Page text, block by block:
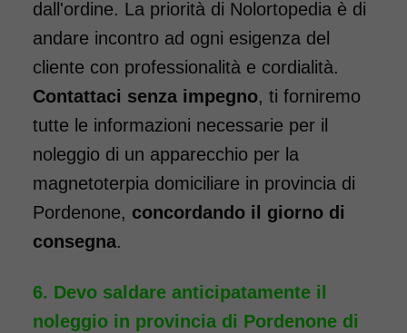
dall'ordine. La priorità di Nolortopedia è di
andare incontro ad ogni esigenza del
cliente con professionalità e cordialità.
Contattaci senza impegno, ti forniremo
tutte le informazioni necessarie per il
noleggio di un apparecchio per la
magnetoterpia domiciliare in provincia di
Pordenone, concordando il giorno di
consegna.
Devo saldare anticipatamente il
noleggio in provincia di Pordenone di